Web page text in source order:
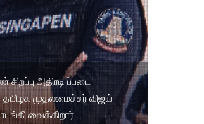
அதிரடி ப்படை
முதலமைச்சர் விஜய்
வைக்கிறார்.